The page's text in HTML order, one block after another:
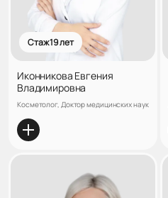
Стаж 19 лет
Иконникова Евгения
Владимировна
Косметолог, Доктор медицинских наук